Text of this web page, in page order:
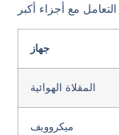
جهاز
المقلاة الهوائية
ميكروويف